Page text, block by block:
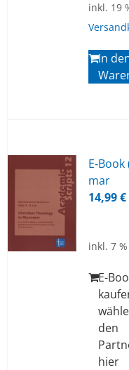
inkl. 19
In
mar
14,99€
inkl. 7
E-
den
hier